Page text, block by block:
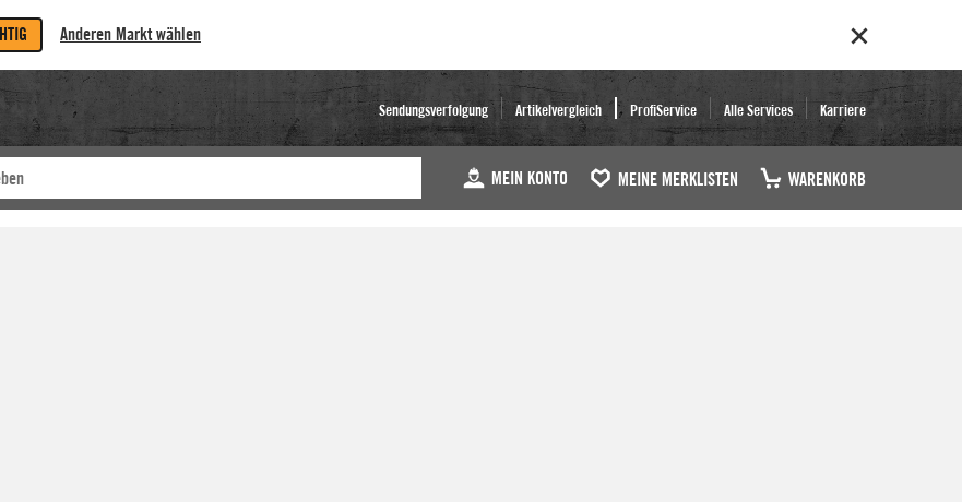
Anderen Markt wählen
Sendungsverfolgung Artikelvergleich ProfiService Alle Services Karriere
MEIN KONTO MEINE MERKLISTEN WARENKORB